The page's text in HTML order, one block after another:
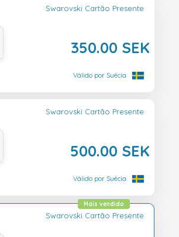
Swarovski Cartão Presente
350.00 SEK
Válido por Suécia
Swarovski Cartão Presente
500.00 SEK
Válido por Suécia
Swarovski Cartão Presente
Mais vendido